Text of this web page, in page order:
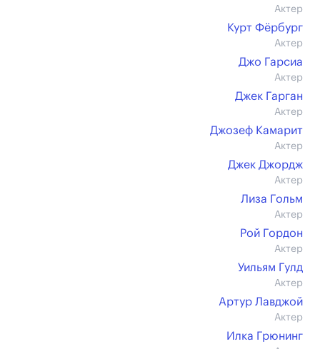
Актер
Курт Фёрбург
Актер
Джо Гарсиа
Актер
Джек Гарган
Актер
Джозеф Камарит
Актер
Джек Джордж
Актер
Лиза Гольм
Актер
Рой Гордон
Актер
Уильям Гулд
Актер
Артур Лавджой
Актер
Илка Грюнинг